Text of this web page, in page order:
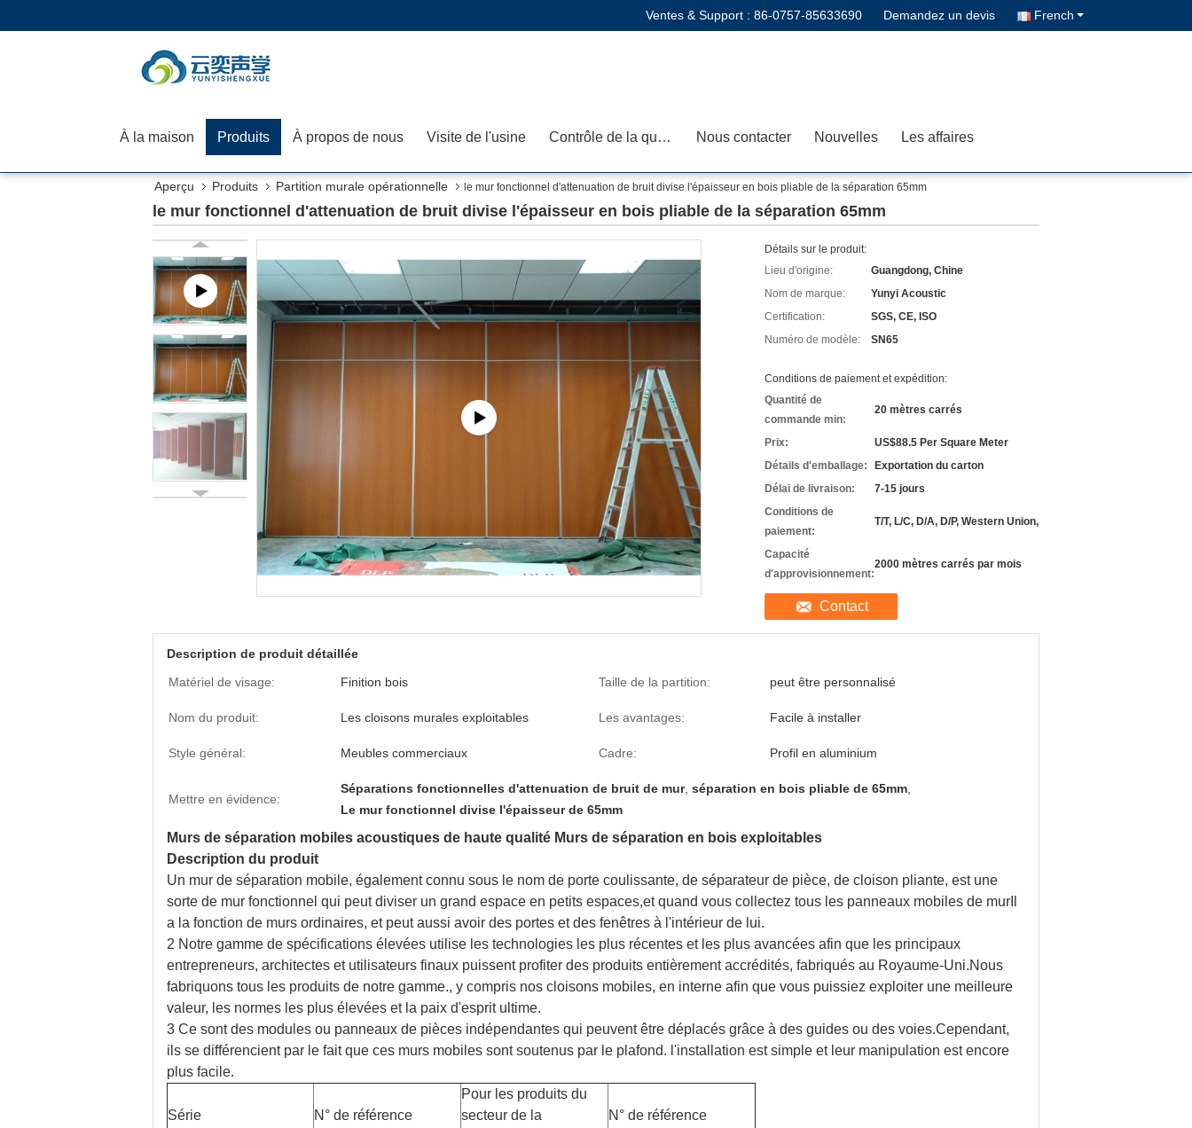
Ventes & Support : 86-0757-85633690 Demandez un devis French
À la maison Produits À propos de nous Visite de l'usine Contrôle de la qualité Nous contacter Nouvelles Les affaires
Aperçu Produits Partition murale opérationnelle le mur fonctionnel d'attenuation de bruit divise l'épaisseur en bois pliable de la séparation 65mm
le mur fonctionnel d'attenuation de bruit divise l'épaisseur en bois pliable de la séparation 65mm
Détails sur le produit:
Lieu d'origine:
Guangdong, Chine
Nom de marque:
Yunyi Acoustic
Certification:
SGS, CE, ISO
Numéro de modèle:
SN65
Conditions de paiement et expédition:
Quantité de
commande min:
20 mètres carrés
Prix:
US$88.5 Per Square Meter
Détails d'emballage:
Exportation du carton
Délai de livraison:
7-15 jours
Conditions de
paiement:
T/T, L/C, D/A, D/P, Western Union,
Capacité
d'approvisionnement:
2000 mètres carrés par mois
Contact
Description de produit détaillée
Matériel de visage:
Finition bois Taille de la partition: peut être personnalisé
Nom du produit: Les cloisons murales exploitables Les avantages: Facile à installer
Style général: Meubles commerciaux Cadre: Profil en aluminium
Mettre en évidence:
Séparations fonctionnelles d'attenuation de bruit de mur, séparation en bois pliable de 65mm
Le mur fonctionnel divise l'épaisseur de 65mm
Murs de séparation mobiles acoustiques de haute qualité Murs de séparation en bois exploitables
Description du produit
Un mur de séparation mobile, également connu sous le nom de porte coulissante, de séparateur de pièce, de cloison pliante, est une
sorte de mur fonctionnel qui peut diviser un grand espace en petits espaces,et quand vous collectez tous les panneaux mobiles de murIl
a la fonction de murs ordinaires, et peut aussi avoir des portes et des fenêtres à l'intérieur de lui.
2 Notre gamme de spécifications élevées utilise les technologies les plus récentes et les plus avancées afin que les principaux
entrepreneurs, architectes et utilisateurs finaux puissent profiter des produits entièrement accrédités, fabriqués au Royaume-Uni.Nous
fabriquons tous les produits de notre gamme., y compris nos cloisons mobiles, en interne afin que vous puissiez exploiter une meilleure
valeur, les normes les plus élevées et la paix d'esprit ultime.
3 Ce sont des modules ou panneaux de pièces indépendantes qui peuvent être déplacés grâce à des guides ou des voies.Cependant,
ils se différencient par le fait que ces murs mobiles sont soutenus par le plafond. l'installation est simple et leur manipulation est encore
plus facile.
Série N° de référence
Pour les produits du
secteur de la
N° de référence